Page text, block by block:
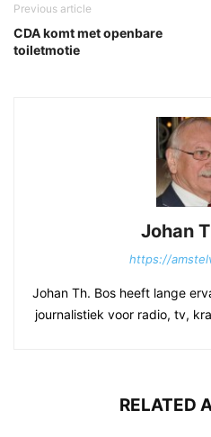
Previous article
CDA komt met openbare
toiletmotie
Johan
https://
Johan Th. Bos heeft lange
journalistiek voor radio, tv,
RELATED